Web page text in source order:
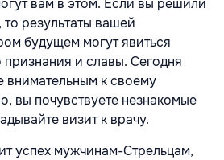
результаты вашей
будущем могут явиться
и славы. Сегодня
внимательным к своему
вы почувствуете незнакомые
визит к врачу.
успех мужчинам-Стрельцам,